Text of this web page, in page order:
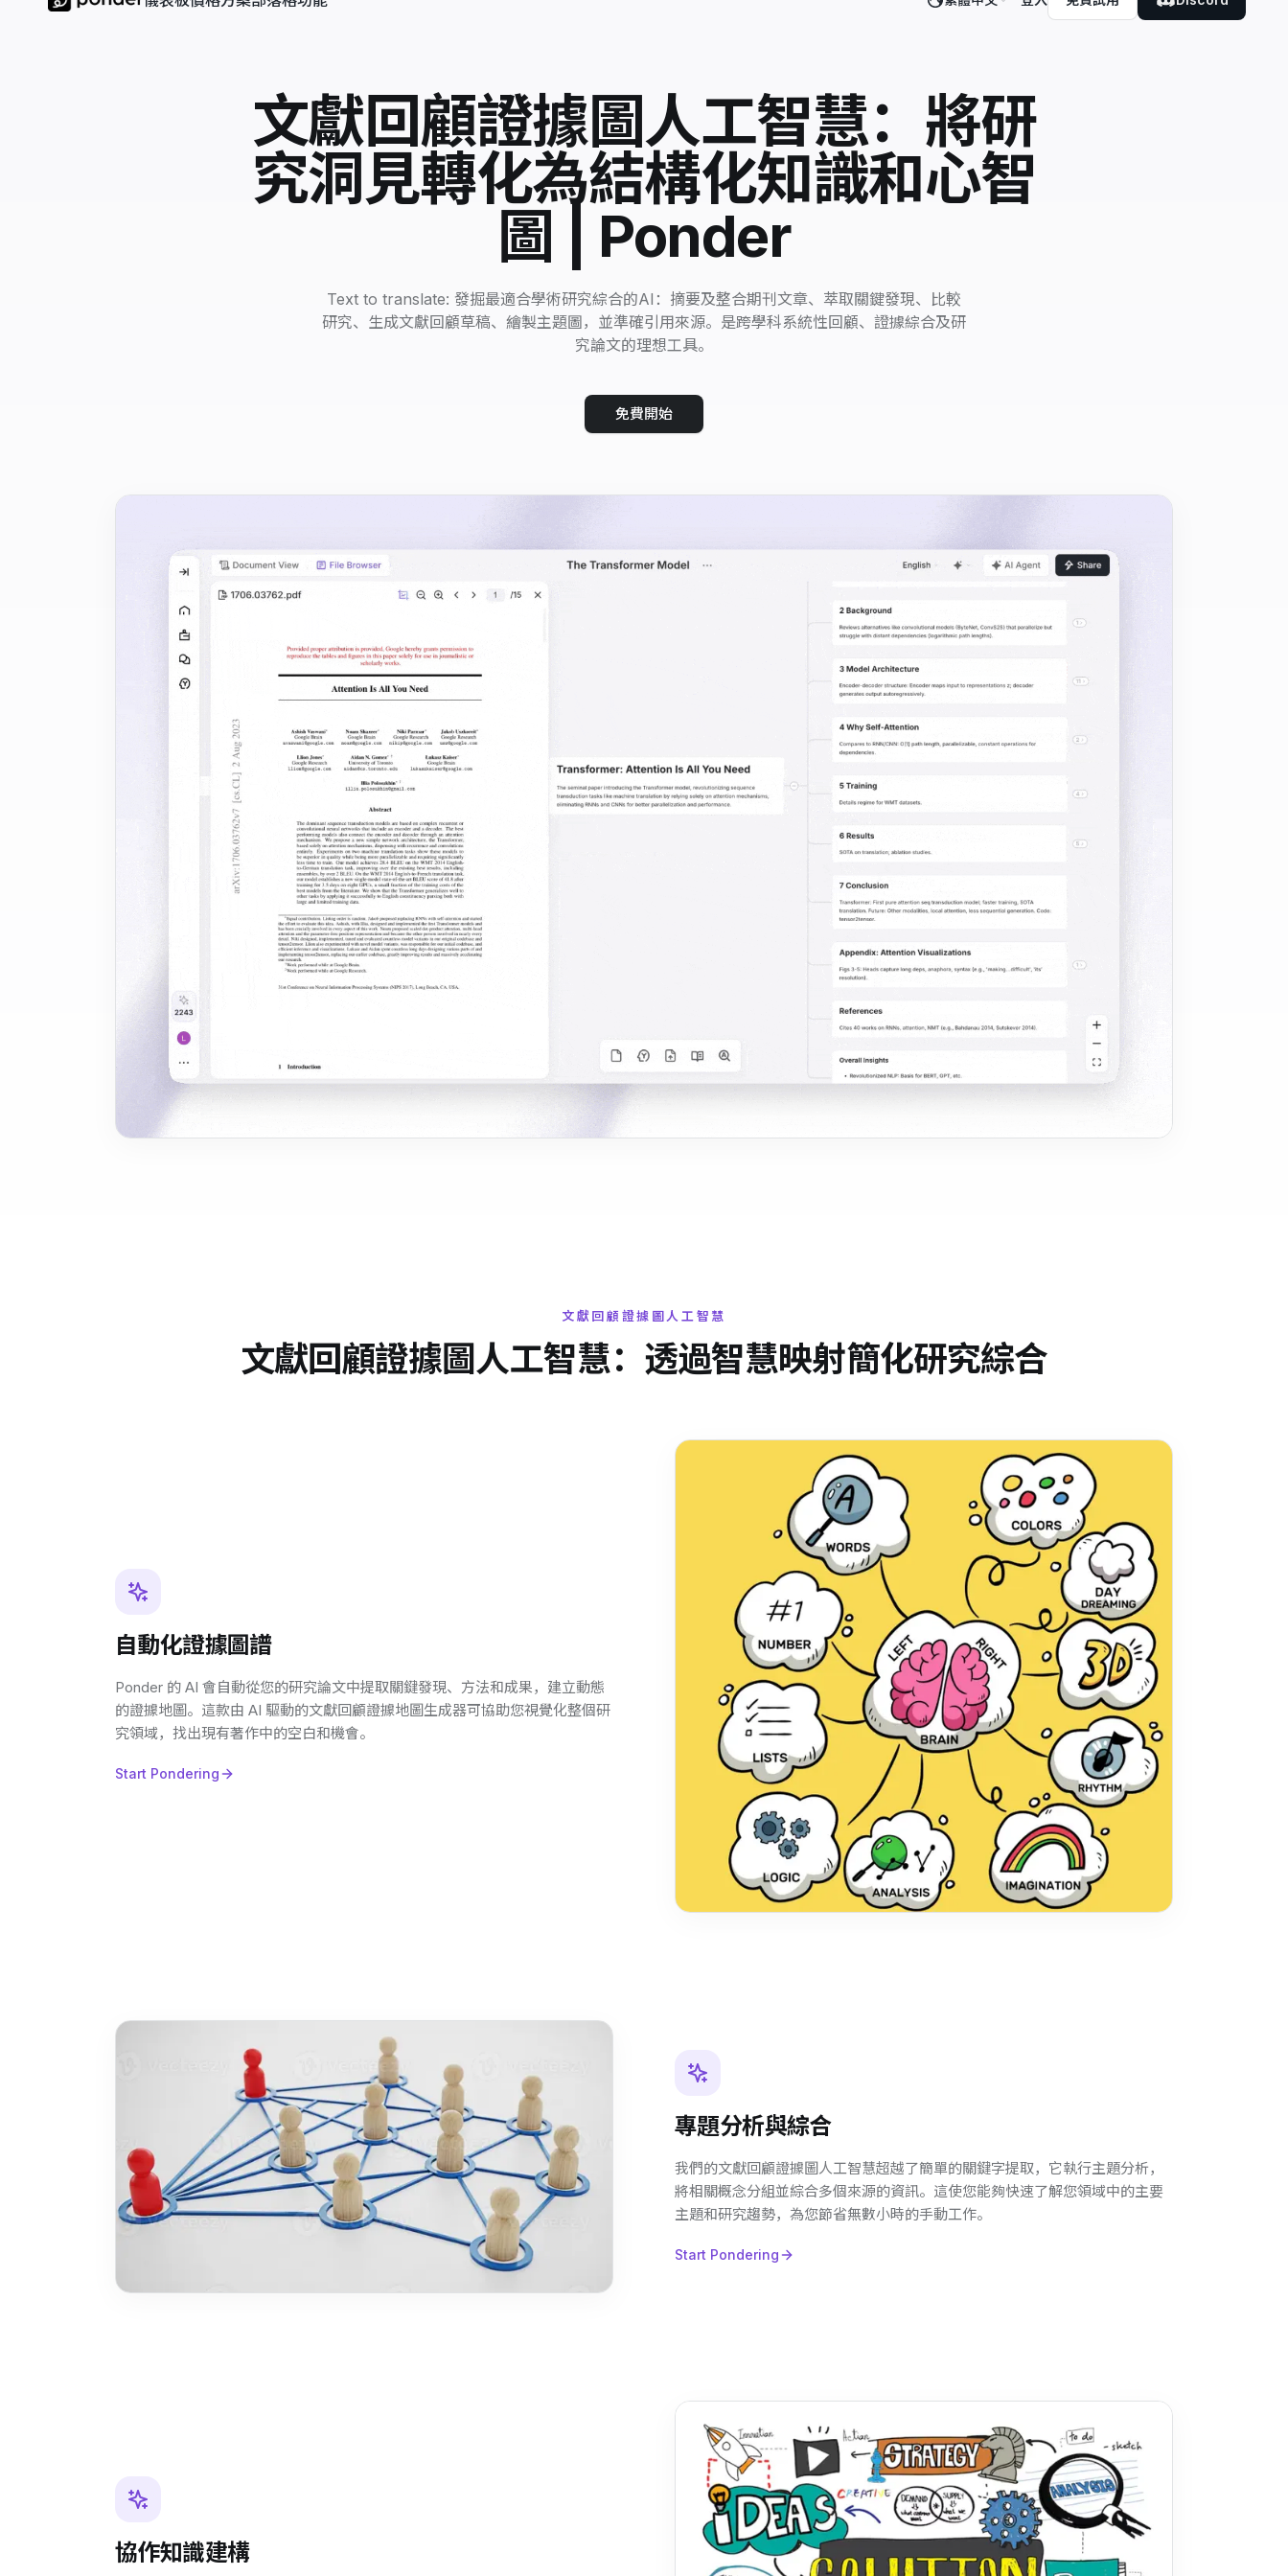
文獻回顧證據圖人工智慧：將研
究洞見轉化為結構化知識和心智
圖 | Ponder
Text to translate: 發掘最適合學術研究綜合的AI：摘要及整合期刊文章、萃取關鍵發現、比較
研究、生成文獻回顧草稿、繪製主題圖，並準確引用來源。是跨學科系統性回顧、證據綜合及研
究論文的理想工具。
免費開始
文獻回顧證據圖人工智慧
文獻回顧證據圖人工智慧：透過智慧映射簡化研究綜合
自動化證據圖譜
Ponder 的 AI 會自動從您的研究論文中提取關鍵發現、方法和成果，建立動態
的證據地圖。這款由 AI 驅動的文獻回顧證據地圖生成器可協助您視覺化整個研
究領域，找出現有著作中的空白和機會。
Start Pondering
專題分析與綜合
我們的文獻回顧證據圖人工智慧超越了簡單的關鍵字提取，它執行主題分析，
將相關概念分組並綜合多個來源的資訊。這使您能夠快速了解您領域中的主要
主題和研究趨勢，為您節省無數小時的手動工作。
Start Pondering
協作知識建構